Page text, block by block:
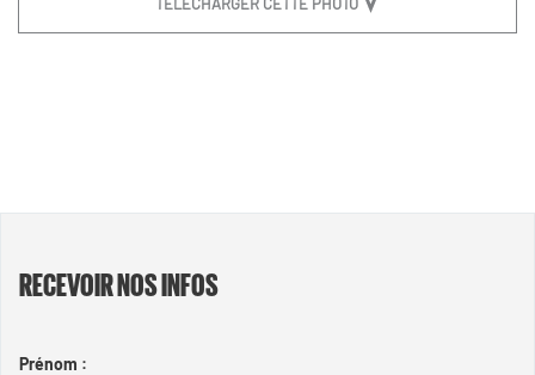
RECEVOIR NOS INFOS
Prénom :